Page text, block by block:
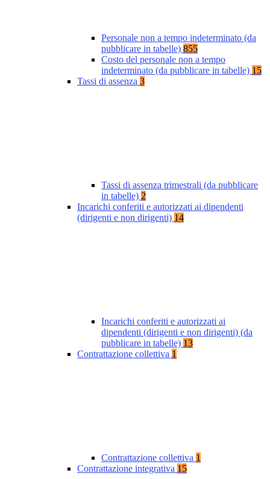
Personale non a tempo indeterminato (da
pubblicare in tabelle) 855
Costo del personale non a tempo
indeterminato (da pubblicare in tabelle) 15
Tassi di assenza 3
Tassi di assenza trimestrali (da pubblicare
in tabelle) 2
Incarichi conferiti e autorizzati ai dipendenti
(dirigenti e non dirigenti) 14
Incarichi conferiti e autorizzati ai
dipendenti (dirigenti e non dirigenti) (da
pubblicare in tabelle) 13
Contrattazione collettiva 1
Contrattazione collettiva 1
Contrattazione integrativa 15